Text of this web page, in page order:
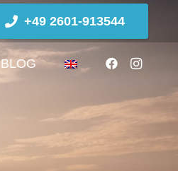
+49 2601-913544
BLOG